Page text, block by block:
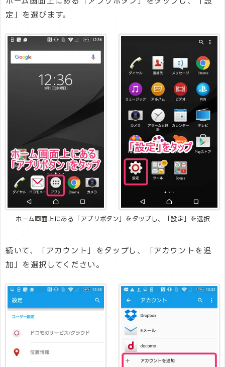
定」を選びます。
ホーム画面上にある「アプリボタン」をタップし、「設定」を選択
続いて、「アカウント」をタップし、「アカウントを追
加」を選択してください。